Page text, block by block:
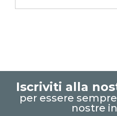
excel tricks
funzioni matrici
microsoft 365
excel 365
Copilot per Excel
Iscriviti alla
per essere
nostre